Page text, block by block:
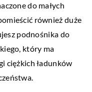
do małych
również duże
podnośnika do
który ma
ciężkich ładunków